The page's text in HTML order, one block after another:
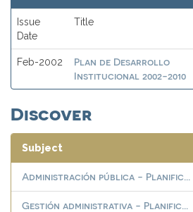
Issue
Date
Title
Feb-2002
Plan de Desarrollo
Institucional 2002-2010
Discover
Subject
Administración pública - Planific...
Gestión administrativa - Planific...